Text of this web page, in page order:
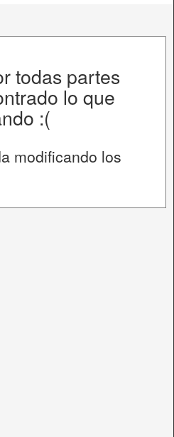
todas partes
lo que
:(
modificando los